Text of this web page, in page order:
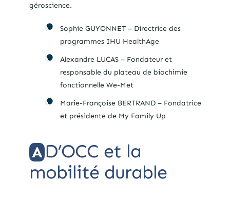
géroscience.
Sophie GUYONNET – Directrice des
programmes IHU HealthAge
Alexandre LUCAS – Fondateur et
responsable du plateau de biochimie
fonctionnelle We-Met
Marie-Françoise BERTRAND – Fondatrice
et présidente de My Family Up
AD’OCC et la
mobilité durable